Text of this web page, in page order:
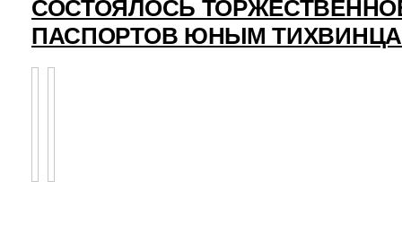
СОСТОЯЛОСЬ
ПАСПОРТОВ ЮНЫМ